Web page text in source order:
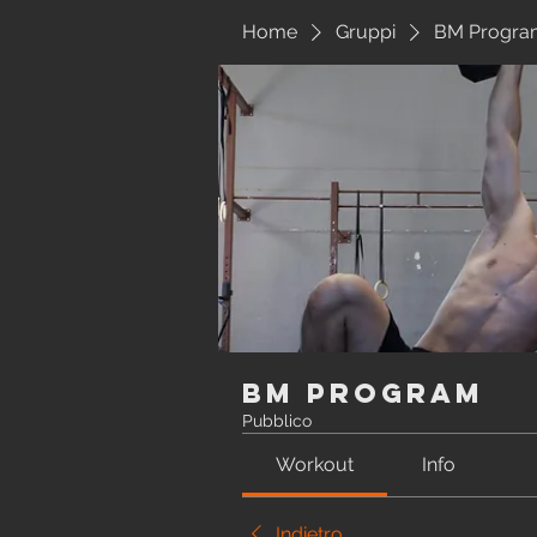
Home Gruppi BM
BM Program
Pubblico
Workout Info